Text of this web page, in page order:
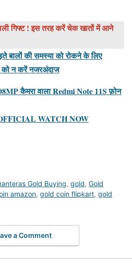
गिफ्ट ! इस तरह करें चेक खातों में आने
की समस्या को रोकने के लिए
को न करें नजरअंदाज
कैमरा वाला Redmi Note 11S फ़ोन
WATCH NOW
Gold Buying, gold, Gold
amazon, gold coin flipkart, gold
a Comment